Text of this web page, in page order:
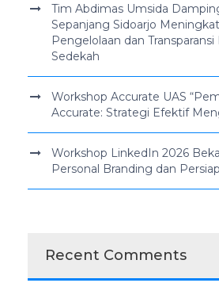
Tim Abdimas Umsida
Sepanjang Sidoarjo
Pengelolaan dan
Sedekah
Workshop Accurate UAS
Accurate: Strategi Efektif
Workshop LinkedIn 2026
Personal Branding dan
Recent Comments